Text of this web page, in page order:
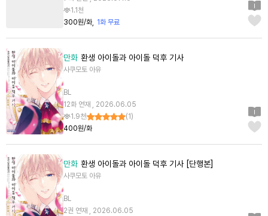
1.1천
300원/화
1화 무료
만화 환생 아이돌과 아이돌 덕후 기사
사쿠모토 아유
BL
12화 연재 , 2026.06.05
1.9천
(1 )
400원/화
만화 환생 아이돌과 아이돌 덕후 기사 [단행본]
사쿠모토 아유
BL
2권 연재 , 2026.06.05